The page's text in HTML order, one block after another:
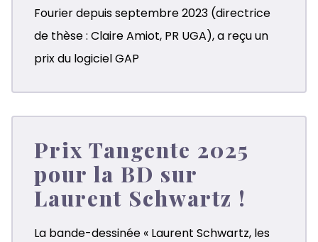
Fourier depuis septembre 2023 (directrice
de thèse : Claire Amiot, PR UGA), a reçu un
prix du logiciel GAP
Prix Tangente 2025
pour la BD sur
Laurent Schwartz !
La bande-dessinée « Laurent Schwartz, les